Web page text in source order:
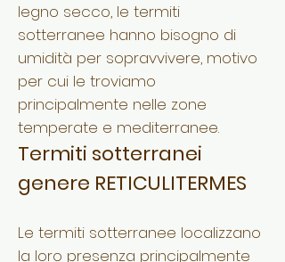
legno secco, le termiti
sotterranee hanno bisogno di
umidità per sopravvivere, motivo
per cui le troviamo
principalmente nelle zone
temperate e mediterranee.
Termiti sotterranei
genere RETICULITERMES
Le termiti sotterranee localizzano
la loro presenza principalmente